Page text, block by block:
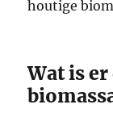
houtige
Wat is